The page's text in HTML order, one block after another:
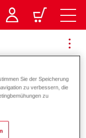
und
Sie der Speicherung
zu verbessern, die
zu